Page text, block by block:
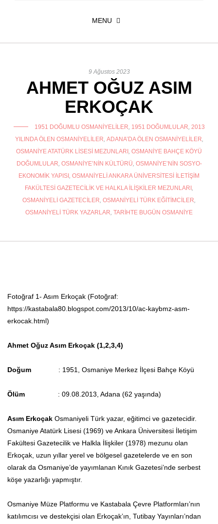
MENU
9 Ağustos 2023
AHMET OĞUZ ASIM
ERKOÇAK
1951 DOĞUMLU OSMANIYELILER, 1951 DOĞUMLULAR, 2013
YILINDA ÖLEN OSMANIYELILER, ADANA’DA ÖLEN OSMANIYELILER,
OSMANIYE ATATÜRK LISESI MEZUNLARI , OSMANIYE BAHÇE KÖYÜ
DOĞUMLULAR, OSMANIYE’NIN KÜLTÜRÜ, OSMANIYE’NIN SOSYO-
EKONOMIK YAPISI , OSMANIYELI ANKARA ÜNIVERSITESI İLETIŞIM
FAKÜLTESI GAZETECILIK VE HALKLA İLIŞKILER MEZUNLARI ,
OSMANIYELI GAZETECILER, OSMANIYELI TÜRK EĞITIMCILER,
OSMANIYELI TÜRK YAZARLAR, TARIHTE BUGÜN OSMANIYE
Fotoğraf 1- Asım Erkoçak (Fotoğraf:
https://kastabala80.blogspot.com/2013/10/ac-kaybmz-asm-
erkocak.html)
Ahmet Oğuz Asım Erkoçak (1,2,3,4)
Doğum : 1951, Osmaniye Merkez İlçesi Bahçe Köyü
Ölüm : 09.08.2013, Adana (62 yaşında)
Asım Erkoçak Osmaniyeli Türk yazar, eğitimci ve gazetecidir.
Osmaniye Atatürk Lisesi (1969) ve Ankara Üniversitesi İletişim
Fakültesi Gazetecilik ve Halkla İlişkiler (1978) mezunu olan
Erkoçak, uzun yıllar yerel ve bölgesel gazetelerde ve en son
olarak da Osmaniye’de yayımlanan Kınık Gazetesi’nde serbest
köşe yazarlığı yapmıştır.
Osmaniye Müze Platformu ve Kastabala Çevre Platformları’nın
katılımcısı ve destekçisi olan Erkoçak’ın, Tutibay Yayınları’ndan